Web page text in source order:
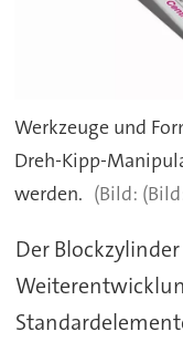
Werkzeuge und
Dreh-Kipp-
werden.
Der